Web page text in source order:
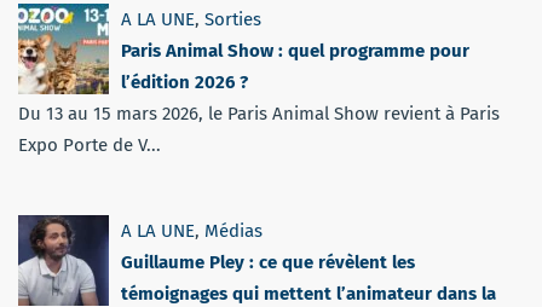
A LA UNE, Sorties
Paris Animal Show : quel programme pour
l’édition 2026 ?
Du 13 au 15 mars 2026, le Paris Animal Show revient à Paris
Expo Porte de V...
A LA UNE, Médias
Guillaume Pley : ce que révèlent les
témoignages qui mettent l’animateur dans la